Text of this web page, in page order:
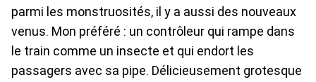
parmi les monstruosités, il y a aussi des nouveaux
venus. Mon préféré : un contrôleur qui rampe dans
le train comme un insecte et qui endort les
passagers avec sa pipe. Délicieusement grotesque